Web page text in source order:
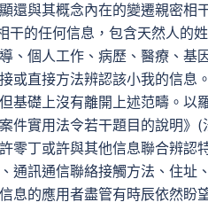
還與其概念內在的變遷親密
干的任何信息，包含天然人的
、個人工作、病歷、醫療、
或直接方法辨認該小我的信
基礎上沒有離開上述范疇。
件實用法令若干題目的說明
零丁或許與其他信息聯合辨
通訊通信聯絡接觸方法、住
息的應用者盡管有時辰依然